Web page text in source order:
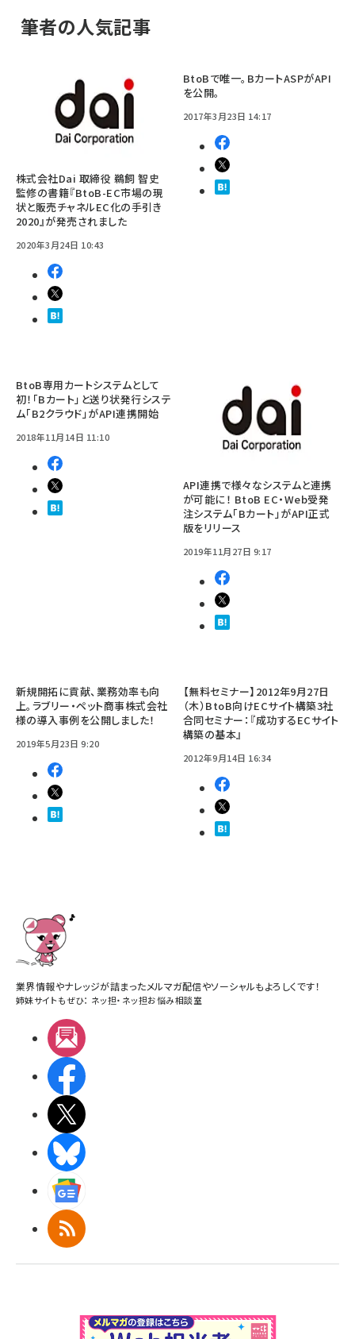
筆者の人気記事
株式会社Dai 取締役 鵜飼 智史
監修の書籍『BtoB-EC市場の現
状と販売チャネルEC化の手引き
2020』が発売されました
2020年3月24日 10:43
BtoBで唯一。BカートASPがAPI
を公開。
2017年3月23日 14:17
BtoB専用カートシステムとして
初！「Bカート」と送り状発行システ
ム「B2クラウド」がAPI連携開始
2018年11月14日 11:10
API連携で様々なシステムと連携
が可能に！ BtoB EC・Web受発
注システム「Bカート」がAPI正式
版をリリース
2019年11月27日 9:17
新規開拓に貢献、業務効率も向
上。ラブリー・ペット商事株式会社
様の導入事例を公開しました！
2019年5月23日 9:20
【無料セミナー】2012年9月27日
（木）BtoB向けECサイト構築3社
合同セミナー：『成功するECサイト
構築の基本』
2012年9月14日 16:34
業界情報やナレッジが詰まったメルマガ配信やソーシャルもよろしくです！
姉妹サイトもぜひ： ネッ担・ ネッ担お悩み相談室
RSS